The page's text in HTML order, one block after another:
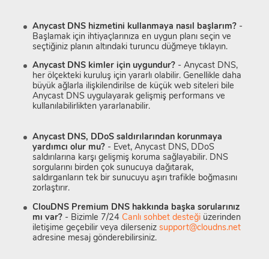
Anycast DNS hizmetini kullanmaya nasıl başlarım? -
Başlamak için ihtiyaçlarınıza en uygun planı seçin ve
seçtiğiniz planın altındaki turuncu düğmeye tıklayın.
Anycast DNS kimler için uygundur? - Anycast DNS,
her ölçekteki kuruluş için yararlı olabilir. Genellikle daha
büyük ağlarla ilişkilendirilse de küçük web siteleri bile
Anycast DNS uygulayarak gelişmiş performans ve
kullanılabilirlikten yararlanabilir.
Anycast DNS, DDoS saldırılarından korunmaya
yardımcı olur mu? - Evet, Anycast DNS, DDoS
saldırılarına karşı gelişmiş koruma sağlayabilir. DNS
sorgularını birden çok sunucuya dağıtarak,
saldırganların tek bir sunucuyu aşırı trafikle boğmasını
zorlaştırır.
ClouDNS Premium DNS hakkında başka sorularınız
mı var? - Bizimle 7/24 Canlı sohbet desteği üzerinden
iletişime geçebilir veya dilerseniz support@cloudns.net
adresine mesaj gönderebilirsiniz.